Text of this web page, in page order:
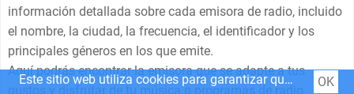
información detallada sobre cada emisora de radio, incluido
el nombre, la ciudad, la frecuencia, el identificador y los
principales géneros en los que emite.
Aquí podrás encontrar la emisora que se adapte a tus
gustos y disfrutar de tu música o programas de radio
Este sitio web utiliza cookies para garantizar que obtenga la mejor experiencia en nuestro sitio web. OK